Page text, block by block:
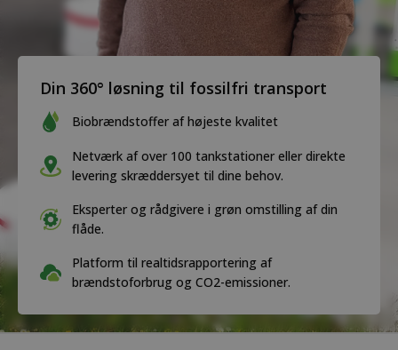
Din 360° løsning til fossilfri transport
Biobrændstoffer af højeste kvalitet
Netværk af over 100 tankstationer eller direkte
levering skræddersyet til dine behov.
Eksperter og rådgivere i grøn omstilling af din
flåde.
Platform til realtidsrapportering af
brændstoforbrug og CO2-emissioner.